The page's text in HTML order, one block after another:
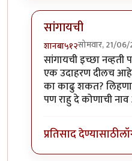
सांगायची
शानबा५१२सोमवार, 21/
In reply toशानबा
सांगायची इच्छा
एक उदाहरण दीलच
का काढु शकत?
पण राहु दे कोणाची
प्रतिसाद देण्यासाठी